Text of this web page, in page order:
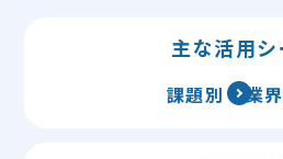
主な活用シ
課題別 業